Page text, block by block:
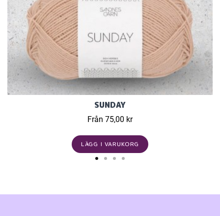
SUNDAY
Från 75,00 kr
LÄGG I VARUKORG